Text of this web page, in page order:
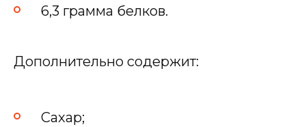
6,3 грамма белков.
Дополнительно содержит:
Сахар;